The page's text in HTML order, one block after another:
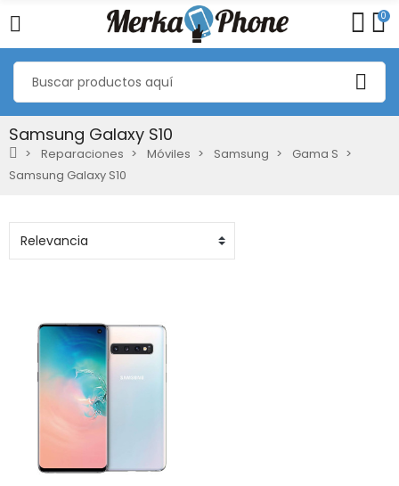
0
Samsung Galaxy S10
Reparaciones Móviles Samsung
Gama S
Samsung Galaxy S10